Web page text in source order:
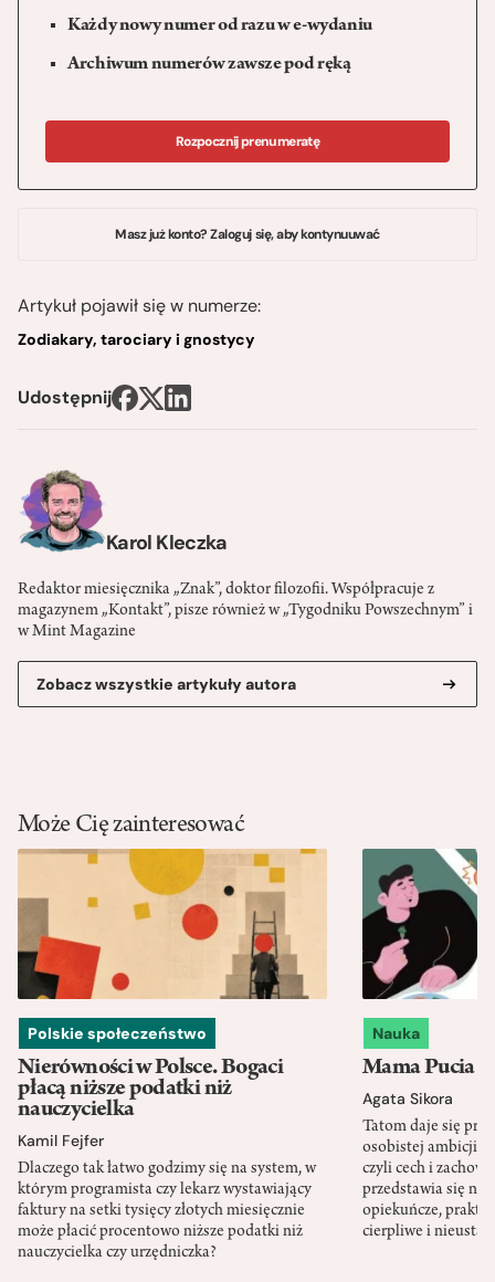
Karol Kleczka
Redaktor miesięcznika „Znak”, doktor filozofii. Współpracuje z
magazynem „Kontakt”, pisze również w „Tygodniku Powszechnym” i
w Mint Magazine
Zobacz wszystkie artykuły autora
Każdy nowy numer od razu w e-wydaniu
Archiwum numerów zawsze pod ręką
Rozpocznij prenumeratę
Masz już konto? Zaloguj się, aby kontynuuwać
Artykuł pojawił się w numerze:
Zodiakary, tarociary i gnostycy
Udostępnij
Może Cię zainteresować
Polskie społeczeństwo
Nierówności w Polsce. Bogaci
płacą niższe podatki niż
nauczycielka
Kamil Fejfer
Dlaczego tak łatwo godzimy się na system, w
którym programista czy lekarz wystawiający
faktury na setki tysięcy złotych miesięcznie
może płacić procentowo niższe podatki niż
nauczycielka czy urzędniczka?
Nauka
Mama Pucia
Agata Sikora
Tatom daje się
osobistej ambicji,
czyli cech i
przedstawia się
opiekuńcze,
cierpliwe i